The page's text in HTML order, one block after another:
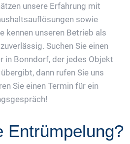
unsere Erfahrung mit
sowie
kennen unseren Betrieb als
Suchen Sie einen
in Bonndorf, der jedes Objekt
dann rufen Sie uns
Sie einen Termin für ein
Entrümpelung?